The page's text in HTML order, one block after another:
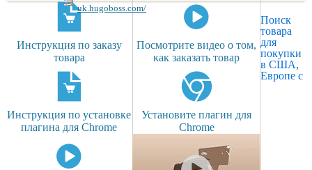
uk.hugoboss.com/
Инструкция по заказу
товара
Посмотрите видео о том,
как заказать товар
Инструкция по установке
плагина для Chrome
Установите плагин для
Chrome
Поиск
товара
для
покупки
в США,
Европе с